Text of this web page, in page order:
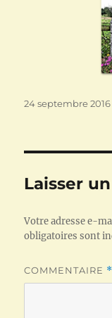
Publié
24 septembre 2016
Laisser
Votre adresse e-
obligatoires sont
COMMENTAIRE *